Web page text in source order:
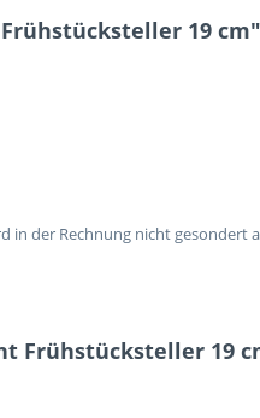
19 cm"
in der Rechnung nicht gesondert
Frühstücksteller 19